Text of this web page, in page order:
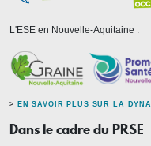
L'ESE en Nouvelle-Aquitaine :
> EN SAVOIR PLUS SUR LA
Dans le cadre du PRSE